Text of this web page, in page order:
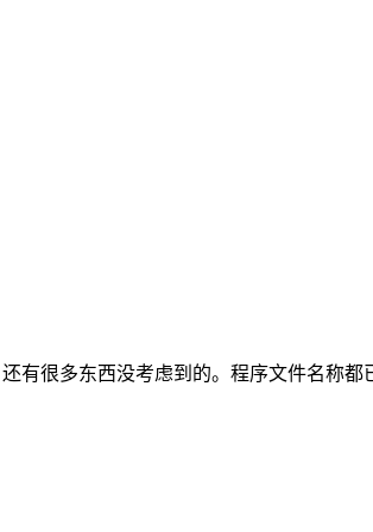
有很多东西没考虑到的。程序文件名称都